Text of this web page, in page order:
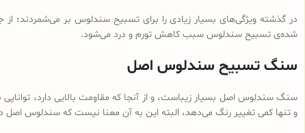
در گذشته ویژگی‌های بسیار زیادی را برای تسبیح سندلوس بر می‌شمردند؛
شده‌ی تسبیح سندلوس سبب کاهش تورم و درد می‌شود.
سنگ تسبیح سندلوس اصل
سنگ سندلوس اصل بسیار زیباست، و از آنجا که مقاومت بالایی دارد،
و تنها کمی تغییر رنگ می‌دهد، البته این به آن معنا نیست که سندلوس اصل